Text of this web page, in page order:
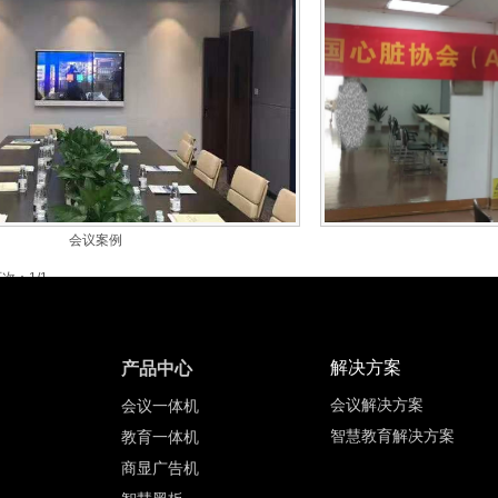
会议案例
：1/1
产品中心
会议一体机
教育一体机
商显广告机
解决方案
会议解决方案
智慧教育解决方案